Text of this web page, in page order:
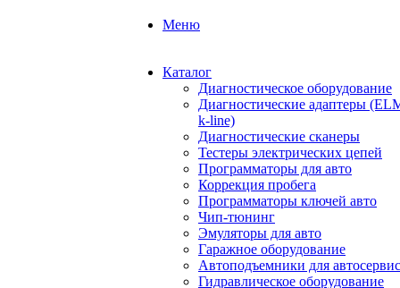
Меню
Каталог
Диагностическое оборудование
Диагностические адаптеры
k-line)
Диагностические сканеры
Тестеры электрических цепей
Программаторы для авто
Коррекция пробега
Программаторы ключей авто
Чип-тюнинг
Эмуляторы для авто
Гаражное оборудование
Автоподъемники для
Гидравлическое оборудование